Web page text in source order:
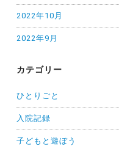
2022年10月
2022年9月
カテゴリー
ひとりごと
入院記録
子どもと遊ぼう